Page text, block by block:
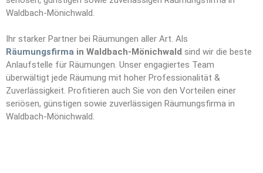
Waldbach-Mönichwald.
Ihr starker Partner bei Räumungen aller Art. Als
Räumungsfirma in Waldbach-Mönichwald sind wir die beste
Anlaufstelle für Räumungen. Unser engagiertes Team
überwältigt jede Räumung mit hoher Professionalität &
Zuverlässigkeit. Profitieren auch Sie von den Vorteilen einer
seriösen, günstigen sowie zuverlässigen Räumungsfirma in
Waldbach-Mönichwald.